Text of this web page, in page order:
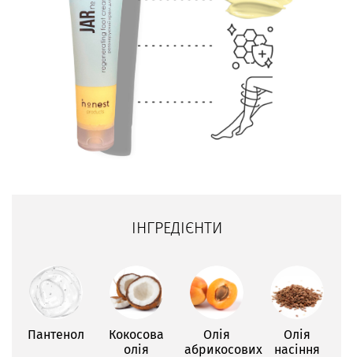
ІНГРЕДІЄНТИ
Пантенол
Кокосова
олія
Олія
абрикосових
Олія
насіння